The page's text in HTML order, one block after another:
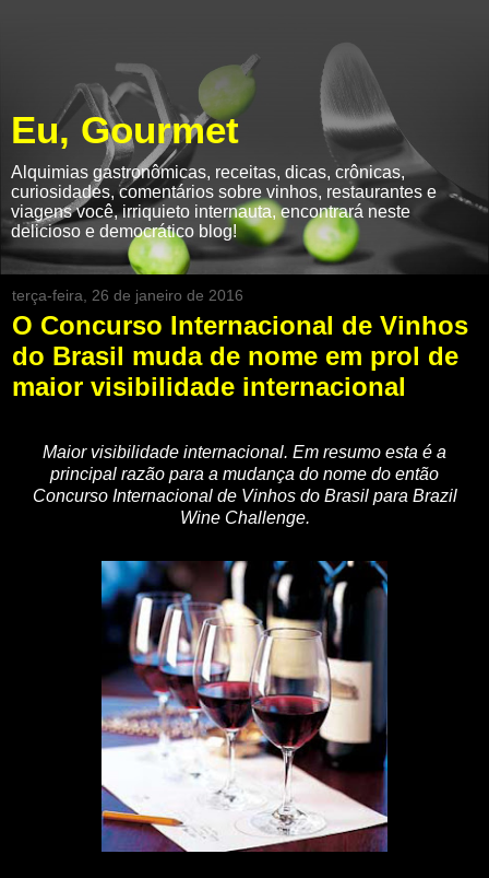
Eu, Gourmet
Alquimias gastronômicas, receitas, dicas, crônicas,
curiosidades, comentários sobre vinhos, restaurantes e
viagens você, irriquieto internauta, encontrará neste
delicioso e democrático blog!
terça-feira, 26 de janeiro de 2016
O Concurso Internacional de Vinhos
do Brasil muda de nome em prol de
maior visibilidade internacional
Maior visibilidade internacional. Em resumo esta é a
principal razão para a mudança do nome do então
Concurso Internacional de Vinhos do Brasil para Brazil
Wine Challenge.